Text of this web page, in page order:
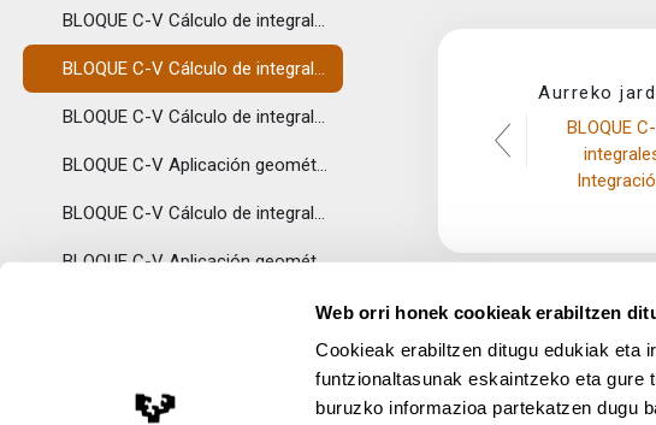
Web orri honek cookieak erabiltzen
Cookieak erabiltzen ditugu edukiak eta
funtzionaltasunak eskaintzeko eta gure
buruzko informazioa partekatzen dugu
BLOQUE C-V Cálculo de integrales básicas - Integración por partes
BLOQUE C-V Cálculo de integrales básicas - Integración de funciones racionales (división de polinomios)
BLOQUE C-V Cálculo de integrales básicas - Integración de funciones racionales (fracciones simples)
BLOQUE C-V Aplicación geométrica de la integral definida - Definición
BLOQUE C-V Cálculo de integrales básicas - Integrales Trigonométricas
BLOQUE C-V Aplicación geométrica de la integral definida
El Álgebra es una disciplina que proporciona al ...
A-I: Principales conjuntos de números
Aurreko
BLOQUE
Lege Oharra App